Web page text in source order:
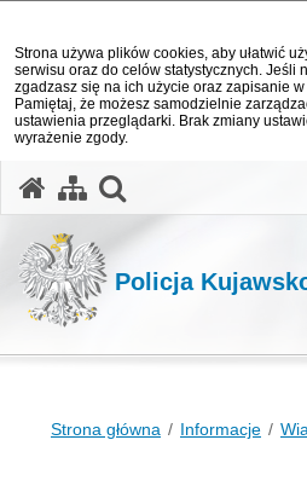
Strona używa plików cookies, aby ułatwić
serwisu oraz do celów statystycznych. Jeśli
zgadzasz się na ich użycie oraz zapisanie
Pamiętaj, że możesz samodzielnie
ustawienia przeglądarki. Brak zmiany
wyrażenie zgody.
Policja
Strona główna Informacje